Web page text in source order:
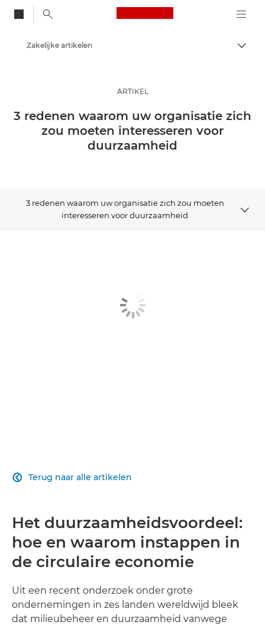
Canon Logo, back
Inzichten
Zakelijke artikelen
ARTIKEL
3 redenen waarom uw organisatie zich
zou moeten interesseren voor
duurzaamheid
3 redenen waarom uw organisatie zich zou moeten
interesseren voor duurzaamheid
Terug naar alle artikelen

Het duurzaamheidsvoordeel:
hoe en waarom instappen in
de circulaire economie
Uit een recent onderzoek onder grote
ondernemingen in zes landen wereldwijd bleek
dat milieubeheer en duurzaamheid vanwege